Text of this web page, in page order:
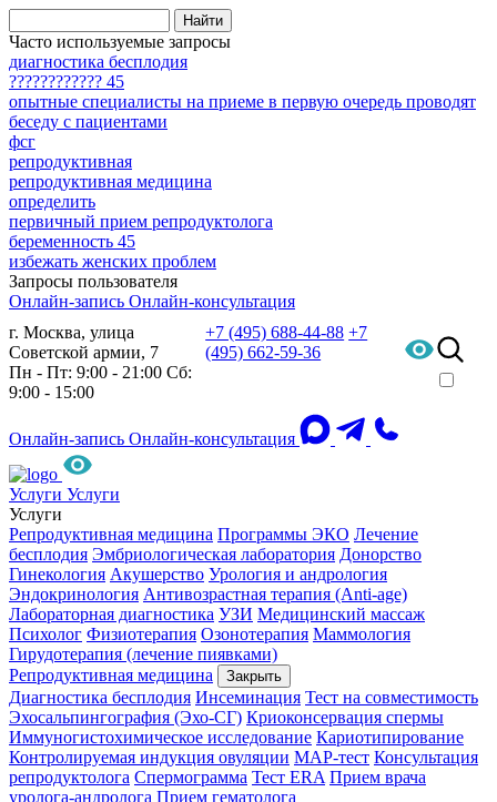
Часто используемые запросы
диагностика бесплодия
???????????? 45
опытные специалисты на приеме в первую очередь проводят
беседу с пациентами
фсг
репродуктивная
репродуктивная медицина
определить
первичный прием репродуктолога
беременность 45
избежать женских проблем
Запросы пользователя
Онлайн-запись Онлайн-консультация
г. Москва, улица
Советской армии, 7
Пн - Пт: 9:00 - 21:00 Сб:
9:00 - 15:00
+7 (495) 688-44-88 +7
(495) 662-59-36
Онлайн-запись Онлайн-консультация
Услуги Услуги
Услуги
Репродуктивная медицина Программы ЭКО Лечение
бесплодия Эмбриологическая лаборатория Донорство
Гинекология Акушерство Урология и андрология
Эндокринология Антивозрастная терапия (Anti-age)
Лабораторная диагностика УЗИ Медицинский массаж
Психолог Физиотерапия Озонотерапия Маммология
Гирудотерапия (лечение пиявками)
Репродуктивная медицина
Закрыть
Диагностика бесплодия Инсеминация Тест на совместимость
Эхосальпингография (Эхо-СГ) Криоконсервация спермы
Иммуногистохимическое исследование Кариотипирование
Контролируемая индукция овуляции МАР-тест Консультация
репродуктолога Спермограмма Тест ERA Прием врача
уролога-андролога Прием гематолога